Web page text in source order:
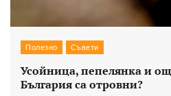
Полезно Съвети
Усойница, пепелянка и
България са отровни?